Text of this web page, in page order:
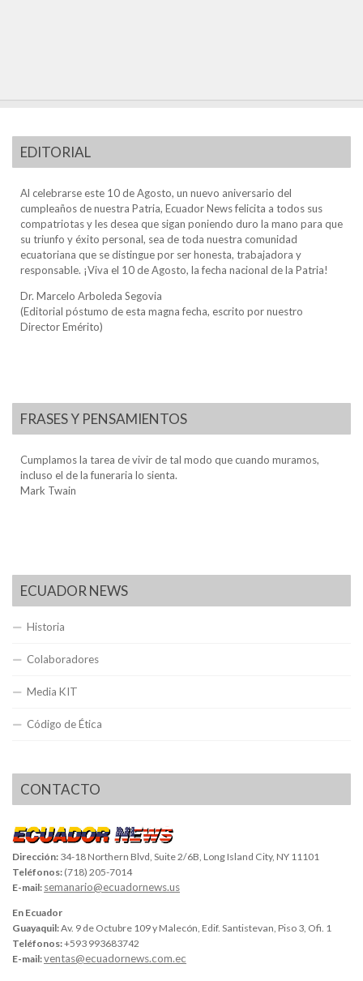
EDITORIAL
Al celebrarse este 10 de Agosto, un nuevo aniversario del
cumpleaños de nuestra Patria, Ecuador News felicita a todos sus
compatriotas y les desea que sigan poniendo duro la mano para que
su triunfo y éxito personal, sea de toda nuestra comunidad
ecuatoriana que se distingue por ser honesta, trabajadora y
responsable. ¡Viva el 10 de Agosto, la fecha nacional de la Patria!
Dr. Marcelo Arboleda Segovia
(Editorial póstumo de esta magna fecha, escrito por nuestro
Director Emérito)
FRASES Y PENSAMIENTOS
Cumplamos la tarea de vivir de tal modo que cuando muramos,
incluso el de la funeraria lo sienta.
Mark Twain
ECUADOR NEWS
Historia
Colaboradores
Media KIT
Código de Ética
CONTACTO
Dirección: 34-18 Northern Blvd, Suite 2/6B, Long Island City, NY 11101
Teléfonos: (718) 205-7014
E-mail: semanario@ecuadornews.us
En Ecuador
Guayaquil:Av. 9 de Octubre 109 y Malecón, Edif. Santistevan, Piso 3, Ofi. 1
Teléfonos:+593 993683742
E-mail:ventas@ecuadornews.com.ec